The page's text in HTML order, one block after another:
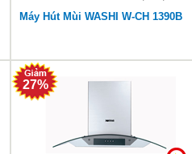
Máy Hút Mùi WASHI W-CH 1390B
27%